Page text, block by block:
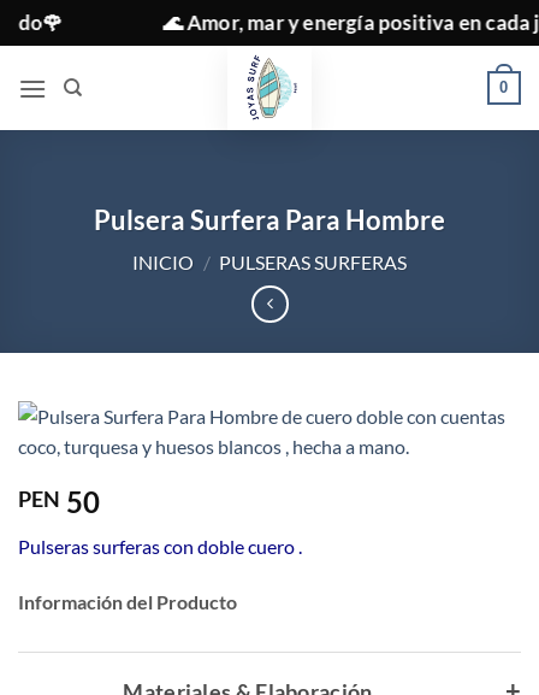
Saltar
al
contenido
🌊 Amor, mar y energía positiva en cada joya ✨
0
Pulsera Surfera Para Hombre
INICIO / PULSERAS SURFERAS
PEN 50
Pulseras surferas con doble cuero .
Información del Producto